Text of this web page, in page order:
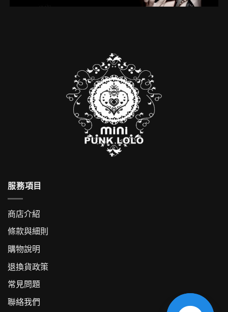
服務項目
商店介紹
條款與細則
購物說明
退換貨政策
常見問題
聯絡我們